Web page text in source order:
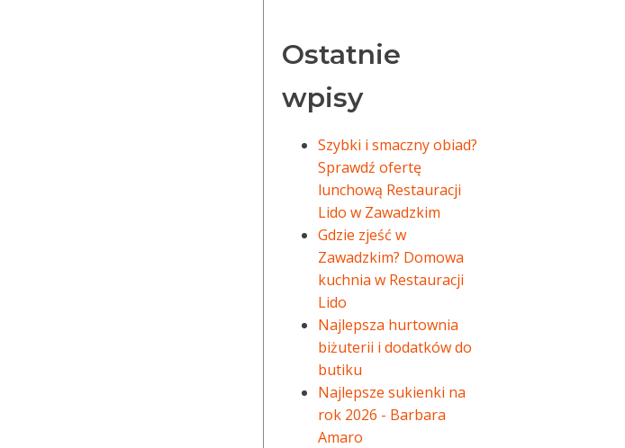
Ostatnie
wpisy
Szybki i smaczny obiad?
Sprawdź ofertę
lunchową Restauracji
Lido w Zawadzkim
Gdzie zjeść w
Zawadzkim? Domowa
kuchnia w Restauracji
Lido
Najlepsza hurtownia
biżuterii i dodatków do
butiku
Najlepsze sukienki na
rok 2026 - Barbara
Amaro